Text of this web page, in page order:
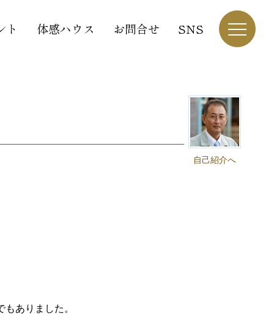
ト 体感ハウス お問合せ SNS
自己紹介へ
ありました。